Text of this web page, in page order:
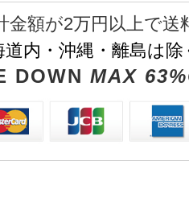
金額が2万円以上で送
道内・沖縄・離島は
DOWN MAX